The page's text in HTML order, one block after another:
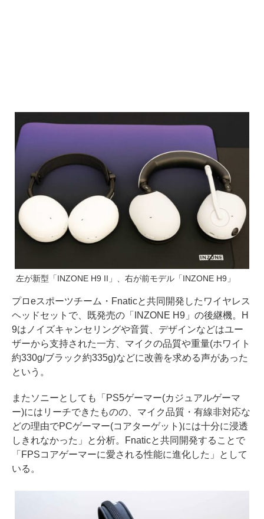
左が新型「INZONE H9 II」、右が前モデル「INZONE H9」
プロeスポーツチーム・Fnaticと共同開発したワイヤレス
ヘッドセットで、既発売の「INZONE H9」の後継機。H
9はノイズキャンセリングや音質、デザインなどはユー
ザーから支持された一方、マイクの品質や重量(ホワイト
約330g/ブラック約335g)などに改善を求める声があった
という。
またソニーとしても「PS5ゲーマー(カジュアルゲーマ
ー)にはリーチできたものの、マイク品質・有線非対応な
どの理由でPCゲーマー(コアターゲット)には十分に浸透
しきれなかった」と分析。Fnaticと共同開発することで
「FPSコアゲーマーに愛される性能に進化した」として
いる。